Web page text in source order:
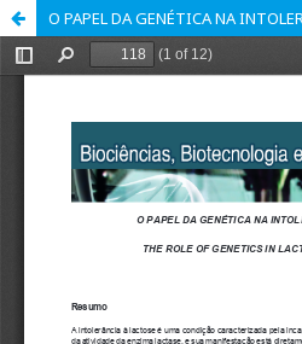
O PAPEL DA GENÉTICA NA